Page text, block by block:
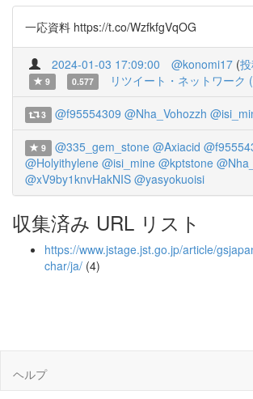
一応資料 https://t.co/WzfkfgVqOG
2024-01-03 17:09:00 @konomi17 (
9
0.577 リツイート・ネットワーク
3 @f95554309 @Nha_Vohozzh
9 @335_gem_stone @Axiacid
@Holyithylene @isi_mine @kptstone
@xV9by1knvHakNIS @yasyokuoisi
収集済み URL リスト
https://www.jstage.jst.go.jp/article/
char/ja/ (4)
ヘルプ